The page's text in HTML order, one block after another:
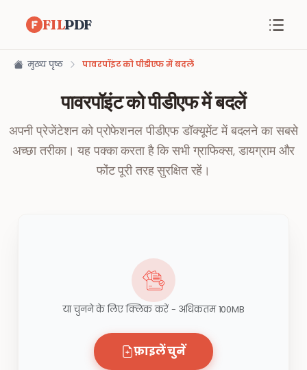
FILPDF
मुख्य पृष्ठ पावरपॉइंट को पीडीएफ में बदलें
पावरपॉइंट को पीडीएफ में बदलें
अपनी प्रेजेंटेशन को प्रोफेशनल पीडीएफ डॉक्यूमेंट में बदलने का सबसे
अच्छा तरीका। यह पक्का करता है कि सभी ग्राफिक्स, डायग्राम और
फोंट पूरी तरह सुरक्षित रहें।
या चुनने के लिए क्लिक करें - अधिकतम 100MB
फ़ाइलें चुनें